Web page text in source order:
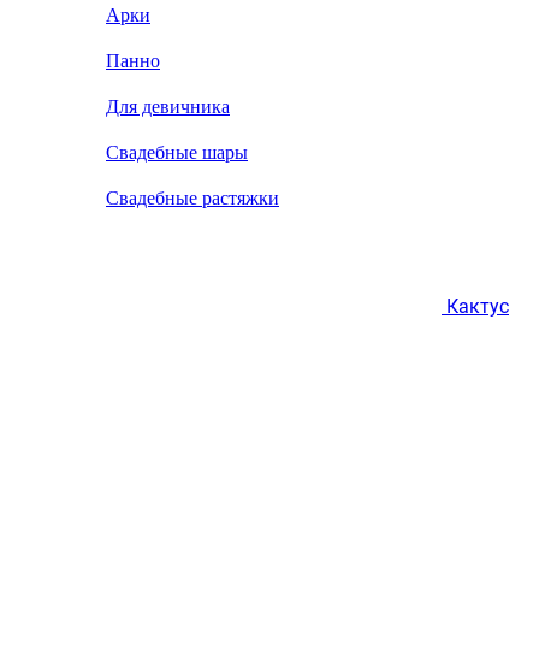
Арки
Панно
Для девичника
Свадебные шары
Свадебные растяжки
Кактус